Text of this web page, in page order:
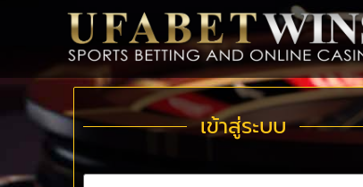
เข้าสู่ระบบ